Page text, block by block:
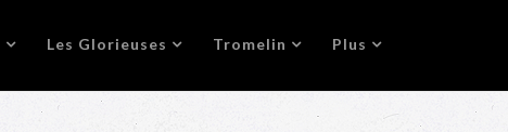
Les Glorieuses Tromelin Plus